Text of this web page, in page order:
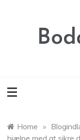
Home »
hjælpe med at sikre